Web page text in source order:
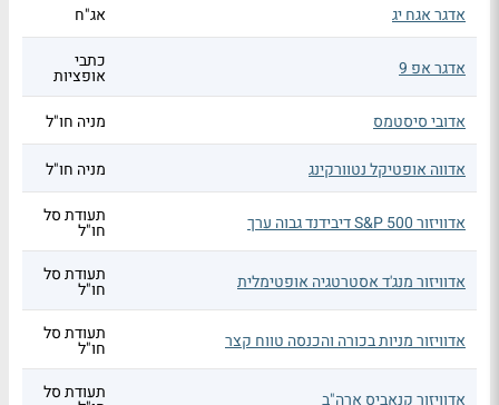
אדגר אגח יג אג"ח
אדגר אפ 9 כתבי
אופציות
אדובי סיסטמס
מניה חו"ל
אדווה אופטיקל נטוורקינג מניה חו"ל
אדוויזור S&P 500 דיבידנד גבוה ערך תעודת סל
חו"ל
אדוויזור מנג'ד אסטרטגיה אופטימלית תעודת סל
חו"ל
אדוויזור מניות בכורה והכנסה טווח קצר תעודת סל
חו"ל
אדוויזור קנאביס ארה"ב תעודת סל